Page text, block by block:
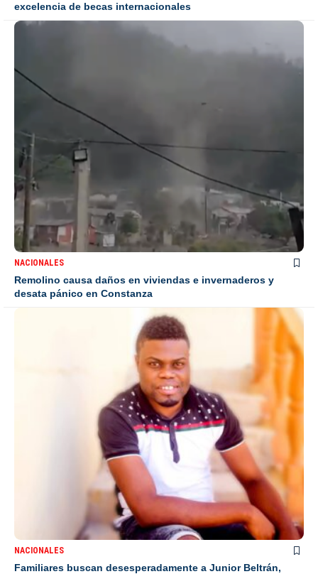
excelencia de becas internacionales
NACIONALES
Remolino causa daños en viviendas e invernaderos y
desata pánico en Constanza
NACIONALES
Familiares buscan desesperadamente a Junior Beltrán,